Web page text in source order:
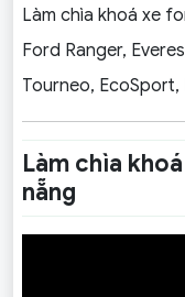
Làm chìa khoá xe
Ford Ranger,
Tourneo, EcoSport,
Làm chìa
nẵng